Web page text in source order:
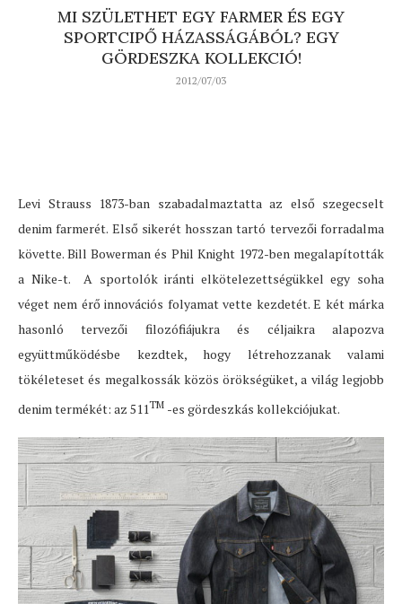
MI SZÜLETHET EGY FARMER ÉS EGY
SPORTCIPŐ HÁZASSÁGÁBÓL? EGY
GÖRDESZKA KOLLEKCIÓ!
2012/07/03
Levi Strauss 1873-ban szabadalmaztatta az első szegecselt
denim farmerét. Első sikerét hosszan tartó tervezői forradalma
követte. Bill Bowerman és Phil Knight 1972-ben megalapították
a Nike-t. A sportolók iránti elkötelezettségükkel egy soha
véget nem érő innovációs folyamat vette kezdetét. E két márka
hasonló tervezői filozófiájukra és céljaikra alapozva
együttműködésbe kezdtek, hogy létrehozzanak valami
tökéleteset és megalkossák közös örökségüket, a világ legjobb
denim termékét: az 511TM -es gördeszkás kollekciójukat.